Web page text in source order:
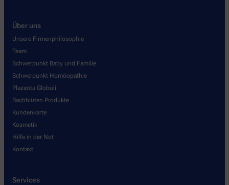
Über uns
Unsere Firmenphilosophie
Team
Schwerpunkt Baby und Familie
Schwerpunkt Homöopathie
Plazenta Globuli
Bachblüten Produkte
Kundenkarte
Kosmetik
Hilfe in der Not
Kontakt
Services